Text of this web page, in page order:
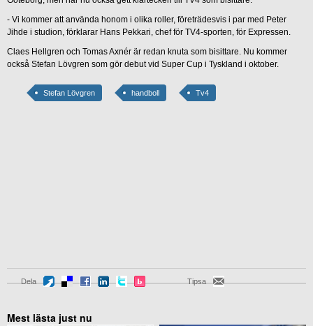
- Vi kommer att använda honom i olika roller, företrädesvis i par med Peter
Jihde i studion, förklarar Hans Pekkari, chef för TV4-sporten, för Expressen.
Claes Hellgren och Tomas Axnér är redan knuta som bisittare. Nu kommer
också Stefan Lövgren som gör debut vid Super Cup i Tyskland i oktober.
Stefan Lövgren handboll Tv4
Dela Tipsa
Mest lästa just nu